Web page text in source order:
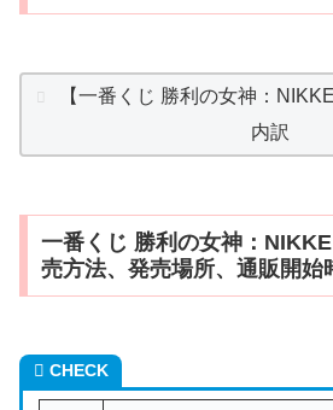
【一番くじ 勝利の女神：
内訳
一番くじ 勝利の女神：
売方法、発売場所、通販開始
CHECK